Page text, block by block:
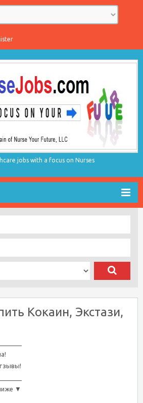
jobs with a focus on Nurses
Кокаин, Экстази,
▼